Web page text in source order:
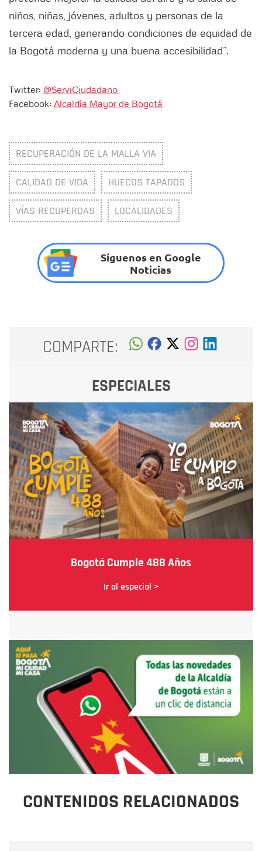
niños, niñas, jóvenes, adultos y personas de la
tercera edad, generando condiciones de equidad de
la Bogotá moderna y una buena accesibilidad”.
Twitter: @ServiCiudadano
Facebook: Alcaldía Mayor de Bogotá
RECUPERACIÓN DE LA MALLA VIA
CALIDAD DE VIDA HUECOS TAPADOS
VÍAS RECUPERDAS LOCALIDADES
Síguenos en Google
Noticias
COMPARTE:
ESPECIALES
Bogotá Cumple 488 Años
Ir al especial >
CONTENIDOS RELACIONADOS